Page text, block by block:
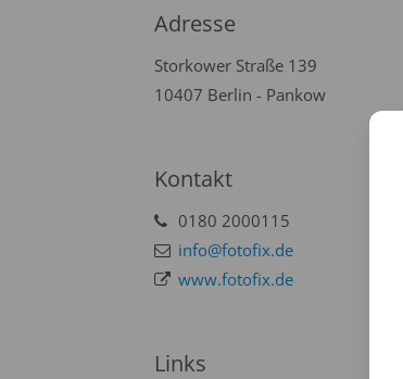
Adresse
Storkower Straße 139
10407 Berlin - Pankow
Kontakt
0180 2000115
info@fotofix.de
www.fotofix.de
Links